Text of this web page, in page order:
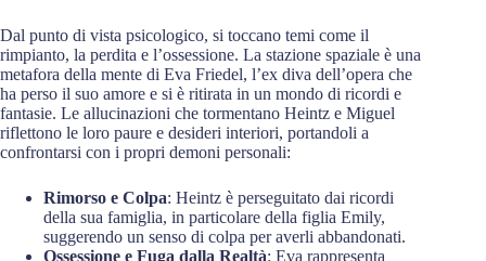
Dal punto di vista psicologico, si toccano temi come il
rimpianto, la perdita e l’ossessione. La stazione spaziale è una
metafora della mente di Eva Friedel, l’ex diva dell’opera che
ha perso il suo amore e si è ritirata in un mondo di ricordi e
fantasie. Le allucinazioni che tormentano Heintz e Miguel
riflettono le loro paure e desideri interiori, portandoli a
confrontarsi con i propri demoni personali:
Rimorso e Colpa: Heintz è perseguitato dai ricordi
della sua famiglia, in particolare della figlia Emily,
suggerendo un senso di colpa per averli abbandonati.
Ossessione e Fuga dalla Realtà: Eva rappresenta